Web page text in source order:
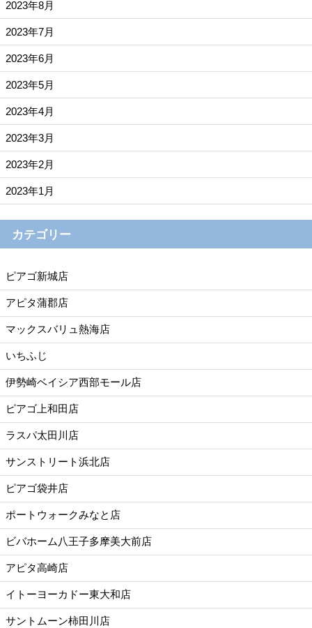
2023年8月
2023年7月
2023年6月
2023年5月
2023年4月
2023年3月
2023年2月
2023年1月
カテゴリー
ピアゴ新城店
アピタ蒲郡店
マックスバリュ熱海店
いちふじ
伊勢崎ベイシア西部モール店
ピアゴ上和田店
ラスパ太田川店
サンストリート浜北店
ピアゴ袋井店
ポートウォークみなと店
ビバホーム八王子多摩美大前店
アピタ高崎店
イトーヨーカドー東大和店
サントムーン柿田川店